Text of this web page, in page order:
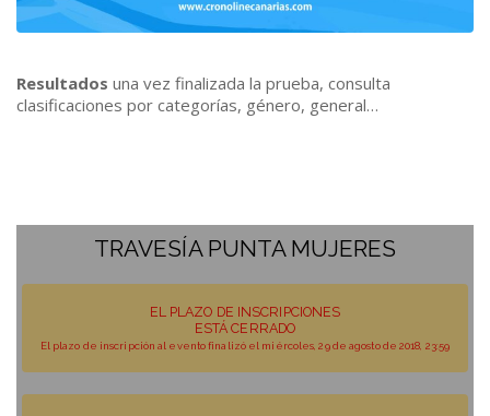
Resultados una vez finalizada la prueba, consulta
clasificaciones por categorías, género, general…